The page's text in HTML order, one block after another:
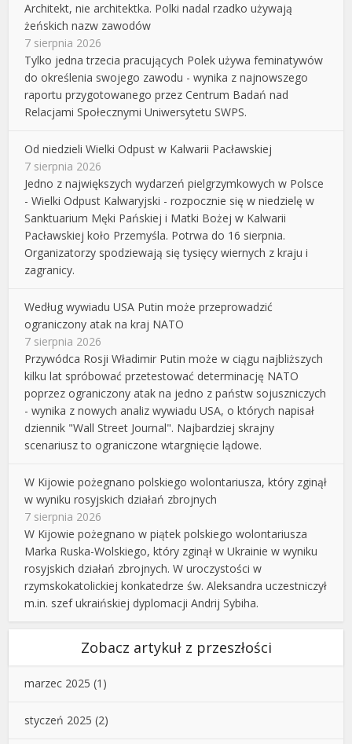
Architekt, nie architektka. Polki nadal rzadko używają
żeńskich nazw zawodów
7 sierpnia 2026
Tylko jedna trzecia pracujących Polek używa feminatywów
do określenia swojego zawodu - wynika z najnowszego
raportu przygotowanego przez Centrum Badań nad
Relacjami Społecznymi Uniwersytetu SWPS.
Od niedzieli Wielki Odpust w Kalwarii Pacławskiej
7 sierpnia 2026
Jedno z największych wydarzeń pielgrzymkowych w Polsce
- Wielki Odpust Kalwaryjski - rozpocznie się w niedzielę w
Sanktuarium Męki Pańskiej i Matki Bożej w Kalwarii
Pacławskiej koło Przemyśla. Potrwa do 16 sierpnia.
Organizatorzy spodziewają się tysięcy wiernych z kraju i
zagranicy.
Według wywiadu USA Putin może przeprowadzić
ograniczony atak na kraj NATO
7 sierpnia 2026
Przywódca Rosji Władimir Putin może w ciągu najbliższych
kilku lat spróbować przetestować determinację NATO
poprzez ograniczony atak na jedno z państw sojuszniczych
- wynika z nowych analiz wywiadu USA, o których napisał
dziennik "Wall Street Journal". Najbardziej skrajny
scenariusz to ograniczone wtargnięcie lądowe.
W Kijowie pożegnano polskiego wolontariusza, który zginął
w wyniku rosyjskich działań zbrojnych
7 sierpnia 2026
W Kijowie pożegnano w piątek polskiego wolontariusza
Marka Ruska-Wolskiego, który zginął w Ukrainie w wyniku
rosyjskich działań zbrojnych. W uroczystości w
rzymskokatolickiej konkatedrze św. Aleksandra uczestniczył
m.in. szef ukraińskiej dyplomacji Andrij Sybiha.
Zobacz artykuł z przeszłości
marzec 2025 (1)
styczeń 2025 (2)